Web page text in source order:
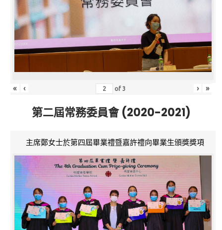
« ‹ of3 › »
第二屆常務委員會 (2020-2021)
主席鄭女士於第四屆畢業禮暨嘉許禮向畢業生頒獎獎項